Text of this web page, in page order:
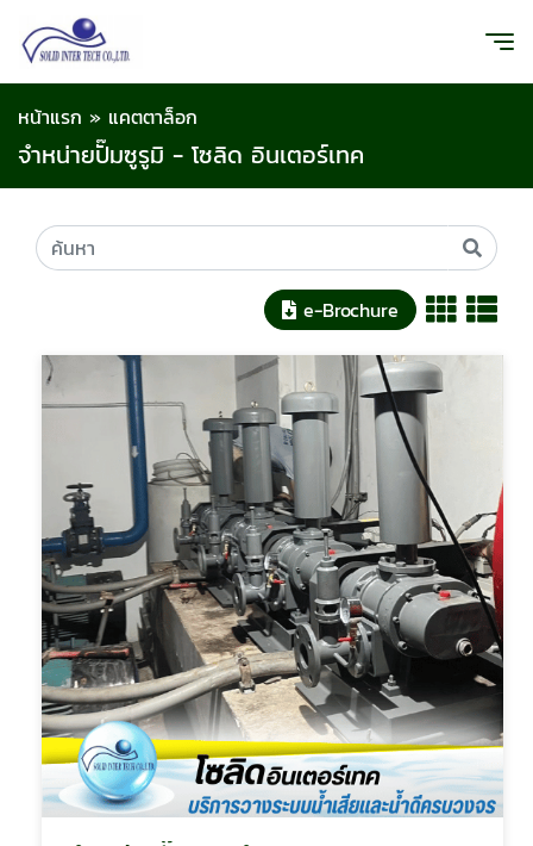
หน้าแรก » แคตตาล็อก
จำหน่ายปั๊มซูรูมิ - โซลิด อินเตอร์เทค
e-Brochure